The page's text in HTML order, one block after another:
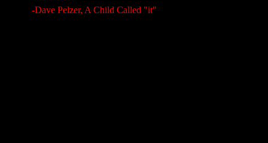
-Dave Pelzer, A Child Called "it"